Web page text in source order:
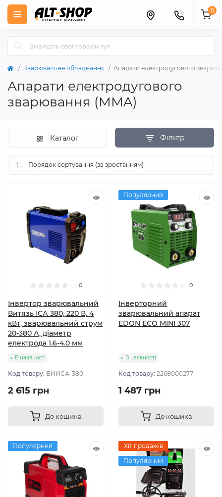
0
Зварювальне обладнання Апарати електродугового
Апарати електродугового
зварювання (MMA)
Фільтр
Каталог
0
Інвертор зварювальний
Витязь ІСА 380, 220 В, 4
кВт, зварювальний струм
20-380 А, діаметр
електрода 1.6-4.0 мм
В наявності
Код товару: ВИИСА-380
2 615 грн
До кошика
Популярний
0
Інверторний
зварювальний апарат
EDON ECO MINI 307
В наявності
Код товару: 2268000277
1 487 грн
До кошика
Популярний
Хіт продажів
Популярний